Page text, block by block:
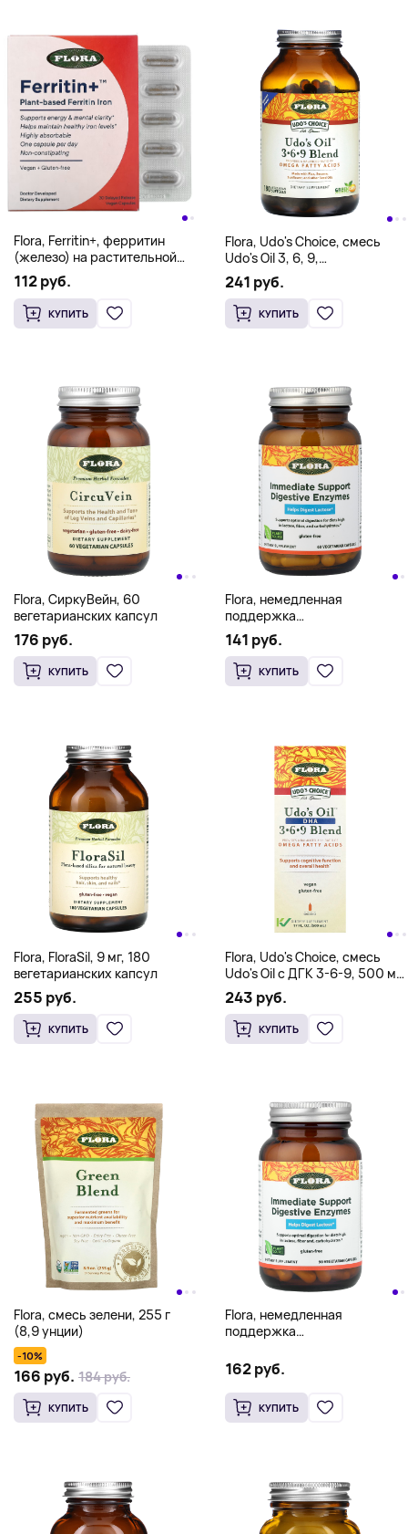
Flora, Ferritin+, ферритин
(железо) на растительной
основе, 30 веганских капсул
с отсроченным
высвобождением
112 руб.
КУПИТЬ
Flora, Udo's Choice, смесь
Udo's Oil 3, 6, 9,
180 вегетарианских капсул
241 руб.
КУПИТЬ
Flora, СиркуВейн, 60
вегетарианских капсул
176 руб.
КУПИТЬ
Flora, немедленная
поддержка
пищеварительных
ферментов, 60
вегетарианских капсул
141 руб.
КУПИТЬ
Flora, FloraSil, 9 мг, 180
вегетарианских капсул
255 руб.
КУПИТЬ
Flora, Udo's Choice, смесь
Udo's Oil с ДГК 3-6-9, 500 мл
(17 жидких унций)
243 руб.
КУПИТЬ
Flora, смесь зелени, 255 г
(8,9 унции)
-10%
166 руб. 184 руб.
КУПИТЬ
Flora, немедленная
поддержка
ферментов, 90
вегетарианских капсул
162 руб.
КУПИТЬ